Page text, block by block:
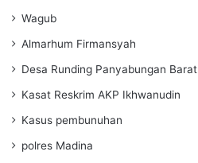
Wagub
Almarhum Firmansyah
Desa Runding Panyabungan Barat
Kasat Reskrim AKP Ikhwanudin
Kasus pembunuhan
polres Madina